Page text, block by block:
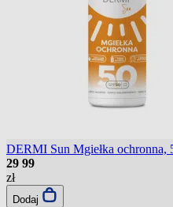
DERMI Sun Mgiełka ochronna,
29 99
zł
Dodaj